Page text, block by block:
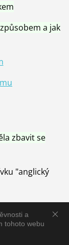
a
tohoto webu
a jak
zbavit se
"anglický
a